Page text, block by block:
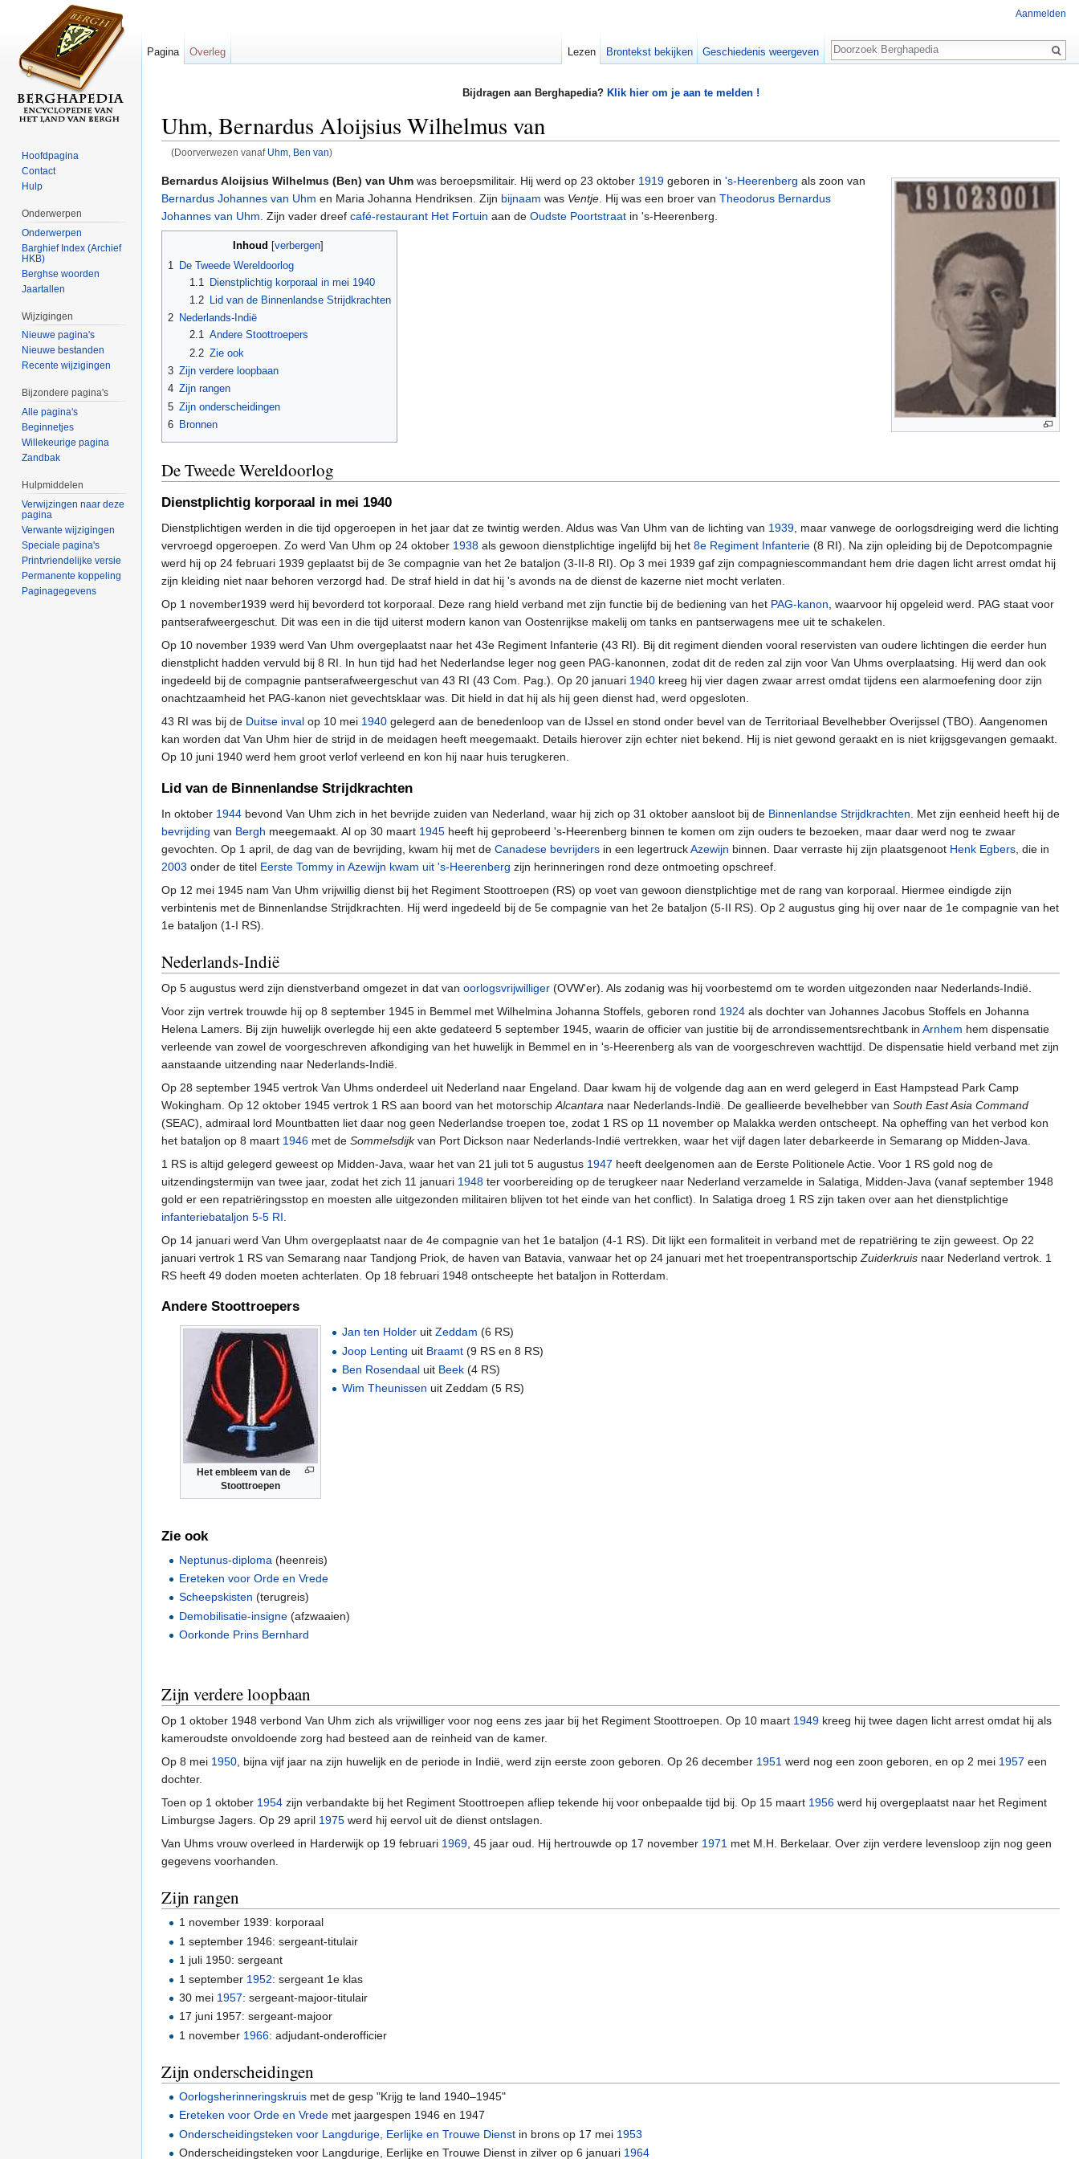
Bijdragen aan Berghapedia? Klik hier om je aan te melden !
Uhm, Bernardus Aloijsius Wilhelmus van
(Doorverwezen vanaf Uhm, Ben van)
Bernardus Aloijsius Wilhelmus (Ben) van Uhm was beroepsmilitair. Hij werd op 23 oktober 1919 geboren in 's-Heerenberg als zoon van
Bernardus Johannes van Uhm en Maria Johanna Hendriksen. Zijn bijnaam was Ventje . Hij was een broer van Theodorus Bernardus
Johannes van Uhm . Zijn vader dreef café-restaurant Het Fortuin aan de Oudste Poortstraat in 's-Heerenberg.
Inhoud [verbergen]
1
De Tweede Wereldoorlog
1.1
Dienstplichtig korporaal in mei 1940
1.2
Lid van de Binnenlandse Strijdkrachten
2 Nederlands-Indië
2.1 Andere Stoottroepers
2.2 Zie ook
3 Zijn verdere loopbaan
4 Zijn rangen
5 Zijn onderscheidingen
6 Bronnen
De Tweede Wereldoorlog
Dienstplichtig korporaal in mei 1940
Dienstplichtigen werden in die tijd opgeroepen in het jaar dat ze twintig werden. Aldus was Van Uhm van de lichting van 1939 , maar vanwege de oorlogsdreiging werd die lichting
vervroegd opgeroepen. Zo werd Van Uhm op 24 oktober 1938 als gewoon dienstplichtige ingelijfd bij het 8e Regiment Infanterie (8 RI). Na zijn opleiding bij de Depotcompagnie
werd hij op 24 februari 1939 geplaatst bij de 3e compagnie van het 2e bataljon (3-II-8 RI). Op 3 mei 1939 gaf zijn compagniescommandant hem drie dagen licht arrest omdat hij
zijn kleiding niet naar behoren verzorgd had. De straf hield in dat hij 's avonds na de dienst de kazerne niet mocht verlaten.
Op 1 november1939 werd hij bevorderd tot korporaal. Deze rang hield verband met zijn functie bij de bediening van het PAG-kanon , waarvoor hij opgeleid werd. PAG staat voor
pantserafweergeschut. Dit was een in die tijd uiterst modern kanon van Oostenrijkse makelij om tanks en pantserwagens mee uit te schakelen.
Op 10 november 1939 werd Van Uhm overgeplaatst naar het 43e Regiment Infanterie (43 RI). Bij dit regiment dienden vooral reservisten van oudere lichtingen die eerder hun
dienstplicht hadden vervuld bij 8 RI. In hun tijd had het Nederlandse leger nog geen PAG-kanonnen, zodat dit de reden zal zijn voor Van Uhms overplaatsing. Hij werd dan ook
ingedeeld bij de compagnie pantserafweergeschut van 43 RI (43 Com. Pag.). Op 20 januari 1940 kreeg hij vier dagen zwaar arrest omdat tijdens een alarmoefening door zijn
onachtzaamheid het PAG-kanon niet gevechtsklaar was. Dit hield in dat hij als hij geen dienst had, werd opgesloten.
43 RI was bij de Duitse inval op 10 mei 1940 gelegerd aan de benedenloop van de IJssel en stond onder bevel van de Territoriaal Bevelhebber Overijssel (TBO). Aangenomen
kan worden dat Van Uhm hier de strijd in de meidagen heeft meegemaakt. Details hierover zijn echter niet bekend. Hij is niet gewond geraakt en is niet krijgsgevangen gemaakt.
Op 10 juni 1940 werd hem groot verlof verleend en kon hij naar huis terugkeren.
Lid van de Binnenlandse Strijdkrachten
In oktober 1944 bevond Van Uhm zich in het bevrijde zuiden van Nederland, waar hij zich op 31 oktober aansloot bij de Binnenlandse Strijdkrachten . Met zijn eenheid heeft hij de
bevrijding van Bergh meegemaakt. Al op 30 maart 1945 heeft hij geprobeerd 's-Heerenberg binnen te komen om zijn ouders te bezoeken, maar daar werd nog te zwaar
gevochten. Op 1 april, de dag van de bevrijding, kwam hij met de Canadese bevrijders in een legertruckAzewijn binnen. Daar verraste hij zijn plaatsgenoot Henk Egbers , die in
2003 onder de titel Eerste Tommy in Azewijn kwam uit 's-Heerenberg zijn herinneringen rond deze ontmoeting opschreef.
Op 12 mei 1945 nam Van Uhm vrijwillig dienst bij het Regiment Stoottroepen (RS) op voet van gewoon dienstplichtige met de rang van korporaal. Hiermee eindigde zijn
verbintenis met de Binnenlandse Strijdkrachten. Hij werd ingedeeld bij de 5e compagnie van het 2e bataljon (5-II RS). Op 2 augustus ging hij over naar de 1e compagnie van het
1e bataljon (1-I RS).
Nederlands-Indië
Op 5 augustus werd zijn dienstverband omgezet in dat van oorlogsvrijwilliger (OVW'er). Als zodanig was hij voorbestemd om te worden uitgezonden naar Nederlands-Indië.
Voor zijn vertrek trouwde hij op 8 september 1945 in Bemmel met Wilhelmina Johanna Stoffels, geboren rond 1924 als dochter van Johannes Jacobus Stoffels en Johanna
Helena Lamers. Bij zijn huwelijk overlegde hij een akte gedateerd 5 september 1945, waarin de officier van justitie bij de arrondissementsrechtbank in Arnhem hem dispensatie
verleende van zowel de voorgeschreven afkondiging van het huwelijk in Bemmel en in 's-Heerenberg als van de voorgeschreven wachttijd. De dispensatie hield verband met zijn
aanstaande uitzending naar Nederlands-Indië.
Op 28 september 1945 vertrok Van Uhms onderdeel uit Nederland naar Engeland. Daar kwam hij de volgende dag aan en werd gelegerd in East Hampstead Park Camp
Wokingham. Op 12 oktober 1945 vertrok 1 RS aan boord van het motorschip Alcantara naar Nederlands-Indië. De geallieerde bevelhebber van South East Asia Command
(SEAC), admiraal lord Mountbatten liet daar nog geen Nederlandse troepen toe, zodat 1 RS op 11 november op Malakka werden ontscheept. Na opheffing van het verbod kon
het bataljon op 8 maart 1946 met de Sommelsdijkvan Port Dickson naar Nederlands-Indië vertrekken, waar het vijf dagen later debarkeerde in Semarang op Midden-Java.
1 RS is altijd gelegerd geweest op Midden-Java, waar het van 21 juli tot 5 augustus 1947 heeft deelgenomen aan de Eerste Politionele Actie. Voor 1 RS gold nog de
uitzendingstermijn van twee jaar, zodat het zich 11 januari 1948 ter voorbereiding op de terugkeer naar Nederland verzamelde in Salatiga, Midden-Java (vanaf september 1948
gold er een repatriëringsstop en moesten alle uitgezonden militairen blijven tot het einde van het conflict). In Salatiga droeg 1 RS zijn taken over aan het dienstplichtige
infanteriebataljon 5-5 RI
Op 14 januari werd Van Uhm overgeplaatst naar de 4e compagnie van het 1e bataljon (4-1 RS). Dit lijkt een formaliteit in verband met de repatriëring te zijn geweest. Op 22
januari vertrok 1 RS van Semarang naar Tandjong Priok, de haven van Batavia, vanwaar het op 24 januari met het troepentransportschip Zuiderkruis naar Nederland vertrok. 1
RS heeft 49 doden moeten achterlaten. Op 18 februari 1948 ontscheepte het bataljon in Rotterdam.
Andere Stoottroepers
Het embleem van de
Stoottroepen
Jan ten Holder uitZeddam (6 RS)
Joop Lenting uit Braamt (9 RS en 8 RS)
Ben Rosendaal uit Beek (4 RS)
Wim Theunissen uit Zeddam (5 RS)
Zie ook
Neptunus-diploma (heenreis)
Ereteken voor Orde en Vrede
Scheepskisten (terugreis)
Demobilisatie-insigne (afzwaaien)
Oorkonde Prins Bernhard
Zijn verdere loopbaan
Op 1 oktober 1948 verbond Van Uhm zich als vrijwilliger voor nog eens zes jaar bij het Regiment Stoottroepen. Op 10 maart 1949 kreeg hij twee dagen licht arrest omdat hij als
kameroudste onvoldoende zorg had besteed aan de reinheid van de kamer.
Op 8 mei 1950 , bijna vijf jaar na zijn huwelijk en de periode in Indië, werd zijn eerste zoon geboren. Op 26 december 1951 werd nog een zoon geboren, en op 2 mei 1957 een
dochter.
Toen op 1 oktober 1954 zijn verbandakte bij het Regiment Stoottroepen afliep tekende hij voor onbepaalde tijd bij. Op 15 maart 1956 werd hij overgeplaatst naar het Regiment
Limburgse Jagers. Op 29 april 1975 werd hij eervol uit de dienst ontslagen.
Van Uhms vrouw overleed in Harderwijk op 19 februari 1969 , 45 jaar oud. Hij hertrouwde op 17 november 1971 met M.H. Berkelaar. Over zijn verdere levensloop zijn nog geen
gegevens voorhanden.
Zijn rangen
1 november 1939: korporaal
1 september 1946: sergeant-titulair
1 juli 1950: sergeant
1 september 1952: sergeant 1e klas
30 mei 1957: sergeant-majoor-titulair
17 juni 1957: sergeant-majoor
1 november 1966: adjudant-onderofficier
Zijn onderscheidingen
Oorlogsherinneringskruis met de gesp "Krijg te land 1940–1945"
Ereteken voor Orde en Vrede met jaargespen 1946 en 1947
Onderscheidingsteken voor Langdurige, Eerlijke en Trouwe Dienst in brons op 17 mei 1953
Onderscheidingsteken voor Langdurige, Eerlijke en Trouwe Dienst in zilver op 6 januari 1964
Aanmelden
Pagina Overleg Lezen Brontekst bekijken Geschiedenis weergeven
Zoeken
Hoofdpagina
Contact
Hulp
Onderwerpen
Onderwerpen
Barghief Index (Archief
HKB)
Berghse woorden
Jaartallen
Wijzigingen
Nieuwe pagina's
Nieuwe bestanden
Recente wijzigingen
Bijzondere pagina's
Alle pagina's
Beginnetjes
Willekeurige pagina
Zandbak
Hulpmiddelen
Verwijzingen naar deze
pagina
Verwante wijzigingen
Speciale pagina's
Printvriendelijke versie
Permanente koppeling
Paginagegevens